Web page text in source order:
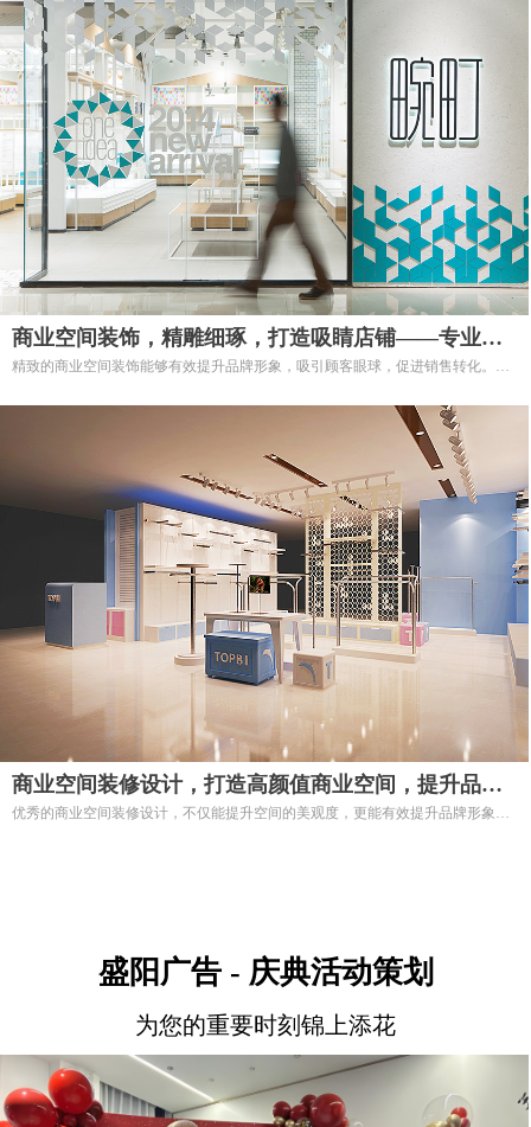
选择我们的办公空间设计服务，让您的企业在竞争中脱颖而出，打造一个高效、
愉悦的工作场所！
商业空间装饰，精雕细琢，打造吸睛店铺——专业商
业空间装饰服务
精致的商业空间装饰能够有效提升品牌形象，吸引顾客眼球，促进销售转化。我
商业空间装修设计，打造高颜值商业空间，提升品牌
价值——专业商业空间装修设计服务
优秀的商业空间装修设计，不仅能提升空间的美观度，更能有效提升品牌形象，
盛阳广告 - 庆典活动策划
为您的重要时刻锦上添花